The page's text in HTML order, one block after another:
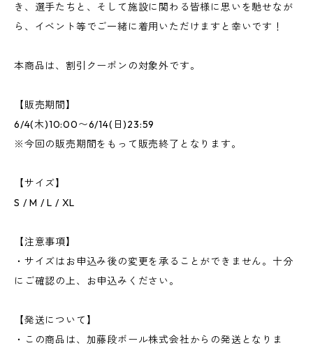
き、選手たちと、そして施設に関わる皆様に思いを馳せなが
ら、イベント等でご一緒に着用いただけますと幸いです！
本商品は、割引クーポンの対象外です。
【販売期間】
6/4(木)10:00〜6/14(日)23:59
※今回の販売期間をもって販売終了となります。
【サイズ】
S / M / L / XL
【注意事項】
・サイズはお申込み後の変更を承ることができません。十分
にご確認の上、お申込みください。
【発送について】
・この商品は、加藤段ボール株式会社からの発送となりま